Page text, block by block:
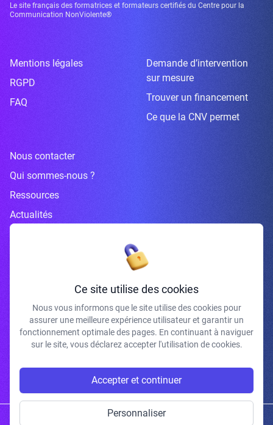
Le site français des formatrices et formateurs certifiés du Centre pour la
Communication NonViolente®
Mentions légales
RGPD
FAQ
Demande d’intervention
sur mesure
Trouver un financement
Ce que la CNV permet
Nous contacter
Qui sommes-nous ?
Ressources
Actualités
Inscrivez-vous à la newsletter
J'accepte de recevoir vos e-mails et confirme avoir pris connaissance de
votre politique de confidentialité et mentions légales.
Copyright © 2026 | Gum Studio. Tous droits réservés.
Ce site utilise des cookies
Nous vous informons que le site utilise des cookies pour
assurer une meilleure expérience utilisateur et garantir un
fonctionnement optimale des pages. En continuant à naviguer
sur le site, vous déclarez accepter l'utilisation de cookies.
Accepter et continuer
Personnaliser